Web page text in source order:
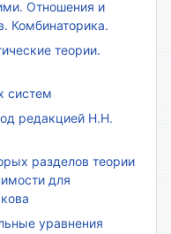
Отношения и
Комбинаторика.
теории.
систем
редакцией Н.Н.
разделов теории
для
уравнения